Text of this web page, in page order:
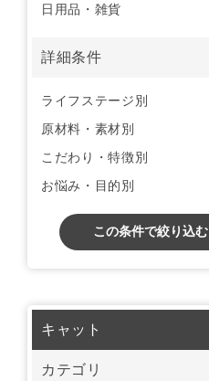
日用品・雑貨
詳細条件
ライフステージ別
原材料・素材別
こだわり・特徴別
お悩み・目的別
この条件で絞り込む
キャット
カテゴリ